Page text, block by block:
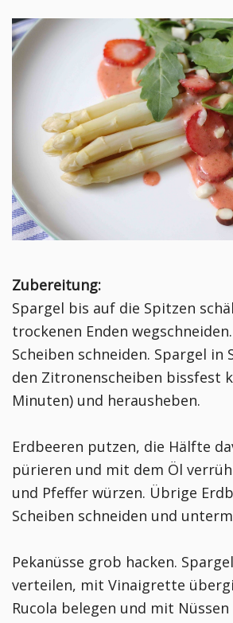
Zubereitung:
Spargel bis auf die Spitzen
trockenen Enden
Scheiben schneiden. Spargel in
den Zitronenscheiben bissfest
Minuten) und herausheben.
Erdbeeren putzen, die Hälfte
pürieren und mit dem Öl
und Pfeffer würzen. Übrige
Scheiben schneiden und
Pekanüsse grob hacken.
verteilen, mit Vinaigrette
Rucola belegen und mit